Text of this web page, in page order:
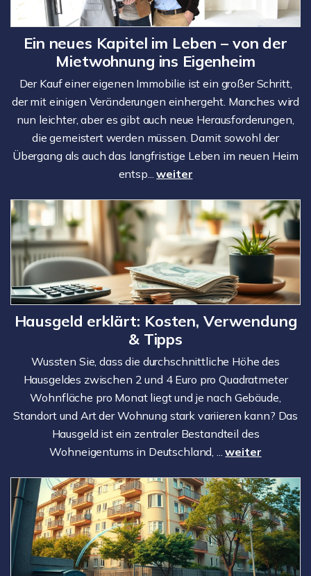
Ein neues Kapitel im Leben – von der
Mietwohnung ins Eigenheim
Der Kauf einer eigenen Immobilie ist ein großer Schritt,
der mit einigen Veränderungen einhergeht. Manches wird
nun leichter, aber es gibt auch neue Herausforderungen,
die gemeistert werden müssen. Damit sowohl der
Übergang als auch das langfristige Leben im neuen Heim
entsp...weiter
Hausgeld erklärt: Kosten, Verwendung
& Tipps
Wussten Sie, dass die durchschnittliche Höhe des
Hausgeldes zwischen 2 und 4 Euro pro Quadratmeter
Wohnfläche pro Monat liegt und je nach Gebäude,
Standort und Art der Wohnung stark variieren kann? Das
Hausgeld ist ein zentraler Bestandteil des
Wohneigentums in Deutschland, ...weiter